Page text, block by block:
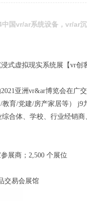
中国vr/ar系统设备，vr/ar
式虚拟现实系统展【vr创
亚洲vr&ar博览会在广
育/党建/房产家居等） j9
合体、学校、行业经销
展商；2,500 个展位
交易会展馆